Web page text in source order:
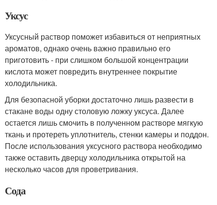
Уксус
Уксусный раствор поможет избавиться от неприятных
ароматов, однако очень важно правильно его
приготовить - при слишком большой концентрации
кислота может повредить внутреннее покрытие
холодильника.
Для безопасной уборки достаточно лишь развести в
стакане воды одну столовую ложку уксуса. Далее
остается лишь смочить в полученном растворе мягкую
ткань и протереть уплотнитель, стенки камеры и поддон.
После использования уксусного раствора необходимо
также оставить дверцу холодильника открытой на
несколько часов для проветривания.
Сода